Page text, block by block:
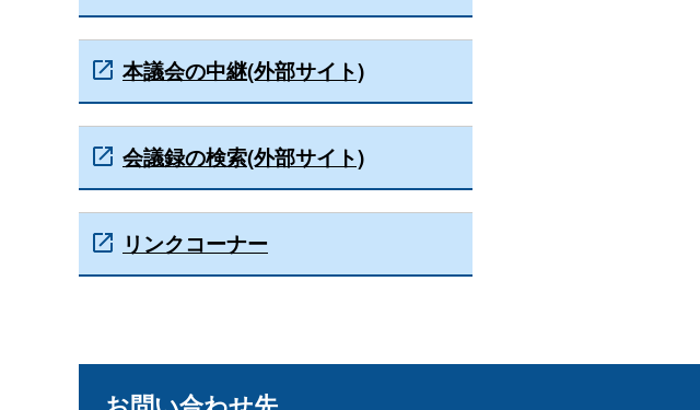
本議会の中継(外部サイト)
会議録の検索(外部サイト)
リンクコーナー